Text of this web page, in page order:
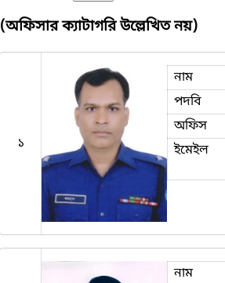
(অফিসার ক্যাটাগরি উল্লেখিত নয়)
১
নাম
পদবি
অফিস
ইমেইল
নাম